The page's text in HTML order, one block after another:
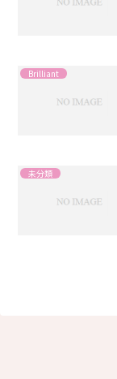
Brilliant
未分類